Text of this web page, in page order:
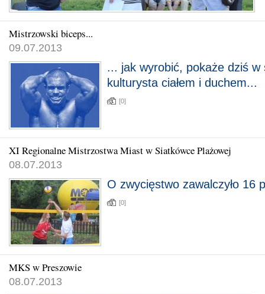
Mistrzowski biceps...
09.07.2013
... jak wyrobić, pokaże dziś w
kulturysta ciałem i duchem...
[0]
XI Regionalne Mistrzostwa Miast w Siatkówce Plażowej
08.07.2013
O zwycięstwo zawalczyło 16
[0]
MKS w Preszowie
08.07.2013